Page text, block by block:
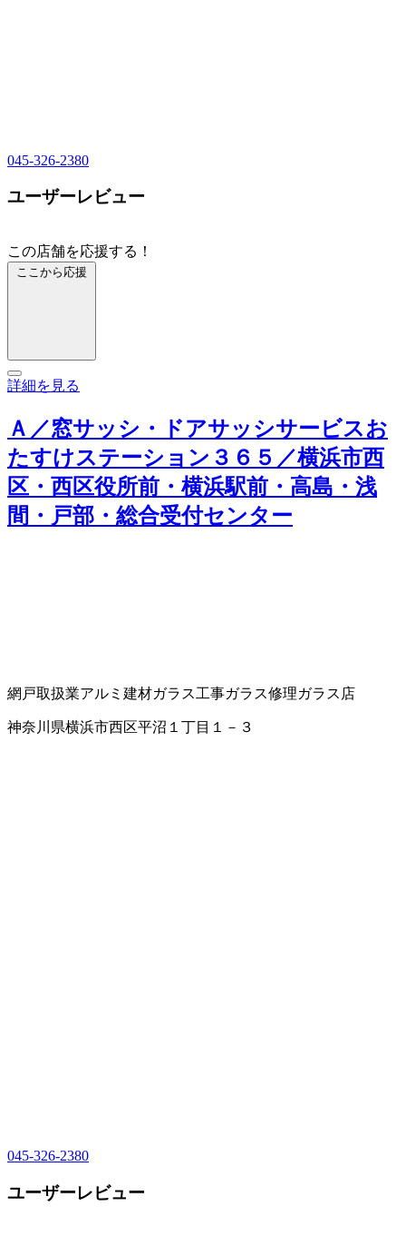
045-326-2380
ユーザーレビュー
この店舗を応援する！
ここから応援
詳細を見る
Ａ／窓サッシ・ドアサッシサービスお
たすけステーション３６５／横浜市西
区・西区役所前・横浜駅前・高島・浅
間・戸部・総合受付センター
網戸取扱業アルミ建材ガラス工事ガラス修理ガラス店
神奈川県横浜市西区平沼１丁目１－３
045-326-2380
ユーザーレビュー